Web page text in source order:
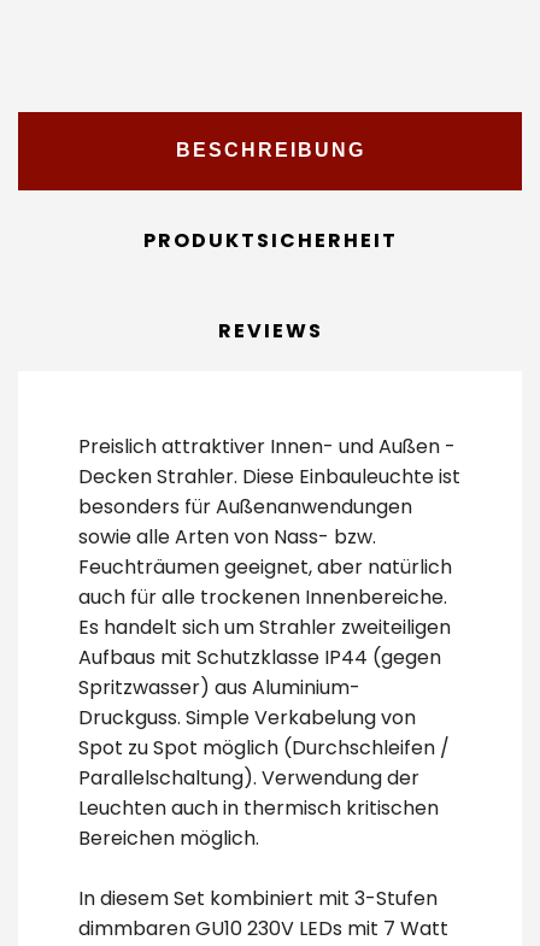
BESCHREIBUNG
PRODUKTSICHERHEIT
REVIEWS
Preislich attraktiver Innen- und Außen -
Decken Strahler. Diese Einbauleuchte ist
besonders für Außenanwendungen
sowie alle Arten von Nass- bzw.
Feuchträumen geeignet, aber natürlich
auch für alle trockenen Innenbereiche.
Es handelt sich um Strahler zweiteiligen
Aufbaus mit Schutzklasse IP44 (gegen
Spritzwasser) aus Aluminium-
Druckguss. Simple Verkabelung von
Spot zu Spot möglich (Durchschleifen /
Parallelschaltung). Verwendung der
Leuchten auch in thermisch kritischen
Bereichen möglich.
In diesem Set kombiniert mit 3-Stufen
dimmbaren GU10 230V LEDs mit 7 Watt